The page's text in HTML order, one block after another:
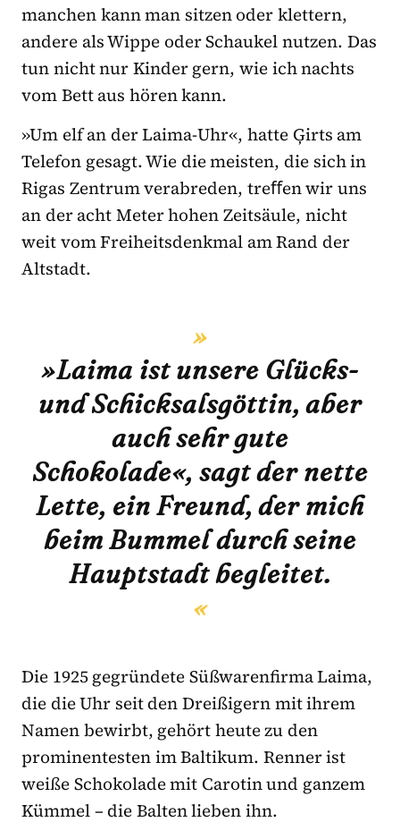
manchen kann man sitzen oder klettern,
andere als Wippe oder Schaukel nutzen. Das
tun nicht nur Kinder gern, wie ich nachts
vom Bett aus hören kann.
»Um elf an der Laima-Uhr«, hatte Ģirts am
Telefon gesagt. Wie die meisten, die sich in
Rigas Zentrum verabreden, treﬀen wir uns
an der acht Meter hohen Zeitsäule, nicht
weit vom Freiheitsdenkmal am Rand der
Altstadt.
»Laima ist unsere Glücks-
und Schicksalsgöttin, aber
auch sehr gute
Schokolade«, sagt der nette
Lette, ein Freund, der mich
beim Bummel durch seine
Hauptstadt begleitet.
Die 1925 gegründete Süßwarenfirma Laima,
die die Uhr seit den Dreißigern mit ihrem
Namen bewirbt, gehört heute zu den
prominentesten im Baltikum. Renner ist
weiße Schokolade mit Carotin und ganzem
Kümmel – die Balten lieben ihn.